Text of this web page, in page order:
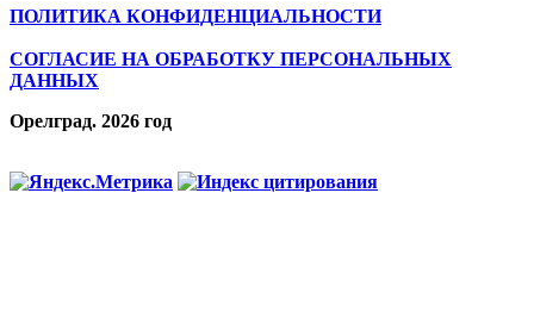
ПОЛИТИКА КОНФИДЕНЦИАЛЬНОСТИ
СОГЛАСИЕ НА ОБРАБОТКУ ПЕРСОНАЛЬНЫХ
ДАННЫХ
Орелград. 2026 год